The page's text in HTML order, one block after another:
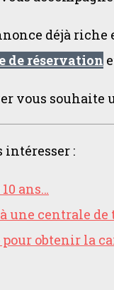
déjà
de réservation
vous souhaite
intéresser :
ans…
une centrale de
obtenir la